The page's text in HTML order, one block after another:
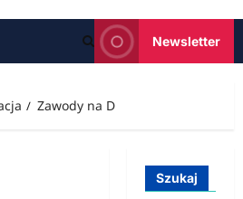
Newsletter
Zawody na D
Szukaj